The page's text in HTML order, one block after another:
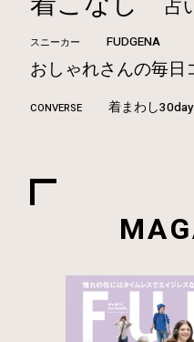
占
スニーカー FUDGENA
おしゃれさんの毎日
CONVERSE 着まわし